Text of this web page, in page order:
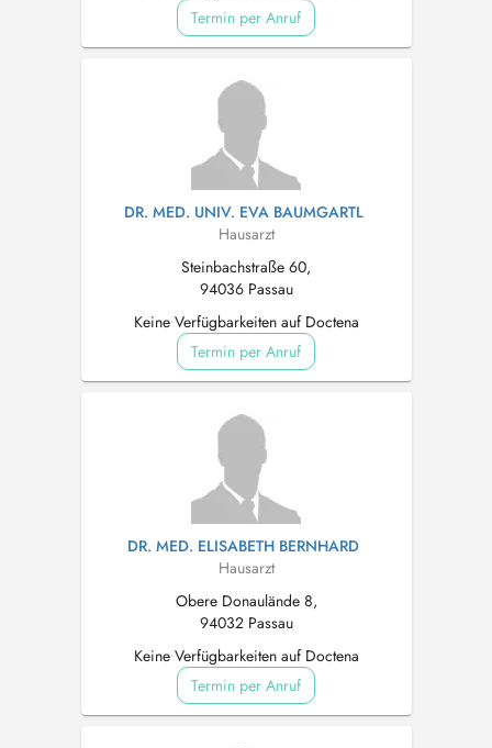
Termin per Anruf
DR. MED. UNIV. EVA BAUMGARTL
Hausarzt
Steinbachstraße 60,
94036 Passau
Keine Verfügbarkeiten auf Doctena
Termin per Anruf
DR. MED. ELISABETH BERNHARD
Hausarzt
Obere Donaulände 8,
94032 Passau
Keine Verfügbarkeiten auf Doctena
Termin per Anruf